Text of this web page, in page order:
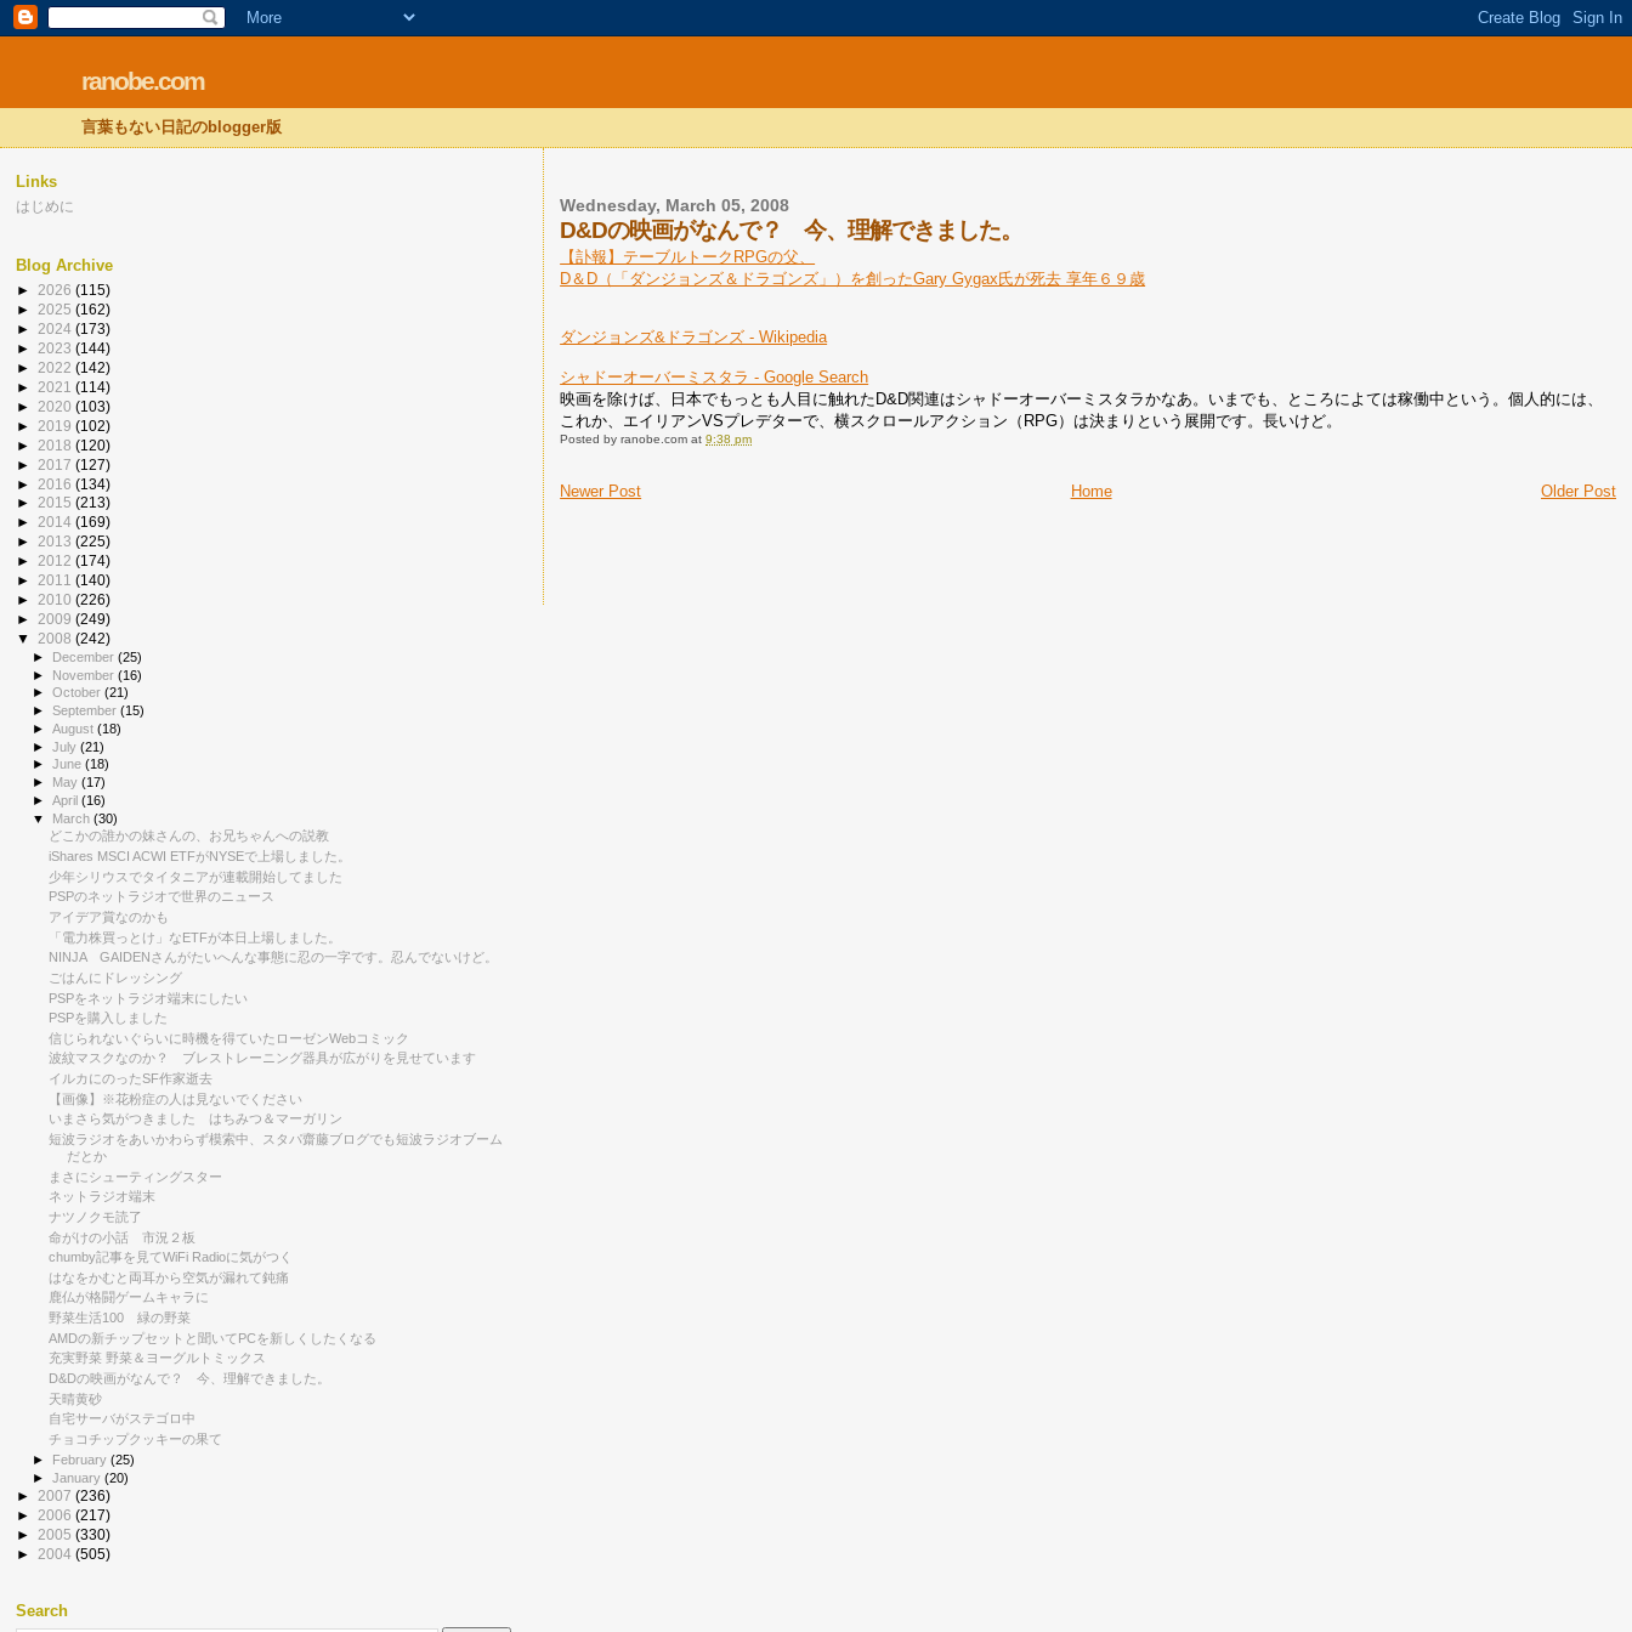
ranobe.com
言葉もない日記のblogger版
Wednesday, March 05, 2008
D&Dの映画がなんで？ 今、理解できました。
【訃報】テーブルトークRPGの父、
D＆D（「ダンジョンズ＆ドラゴンズ」）を創ったGary Gygax氏が死去 享年６９歳
ダンジョンズ&ドラゴンズ - Wikipedia
シャドーオーバーミスタラ - Google Search
映画を除けば、日本でもっとも人目に触れたD&D関連はシャドーオーバーミスタラかなあ。いまでも、ところによては稼働中という。個人的には、
これか、エイリアンVSプレデターで、横スクロールアクション（RPG）は決まりという展開です。長いけど。
Posted byranobe.com at9:38 pm
Newer Post Older Post
Home
Links
はじめに
Blog Archive
► 2026 (115)
► 2025 (162)
► 2024 (173)
► 2023 (144)
► 2022 (142)
► 2021 (114)
► 2020 (103)
► 2019 (102)
► 2018 (120)
► 2017 (127)
► 2016 (134)
► 2015 (213)
► 2014 (169)
► 2013 (225)
► 2012 (174)
► 2011 (140)
► 2010 (226)
► 2009 (249)
▼ 2008 (242)
► December(25)
► November(16)
►October(21)
►September(15)
►August(18)
►July(21)
►June(18)
► May(17)
►April(16)
▼ March(30)
どこかの誰かの妹さんの、お兄ちゃんへの説教
iShares MSCI ACWI ETFがNYSEで上場しました。
少年シリウスでタイタニアが連載開始してました
PSPのネットラジオで世界のニュース
アイデア賞なのかも
「電力株買っとけ」なETFが本日上場しました。
NINJA GAIDENさんがたいへんな事態に忍の一字です。忍んでないけど。
ごはんにドレッシング
PSPをネットラジオ端末にしたい
PSPを購入しました
信じられないぐらいに時機を得ていたローゼンWebコミック
波紋マスクなのか？ ブレストレーニング器具が広がりを見せています
イルカにのったSF作家逝去
【画像】※花粉症の人は見ないでください
いまさら気がつきました はちみつ＆マーガリン
短波ラジオをあいかわらず模索中、スタパ齋藤ブログでも短波ラジオブーム
だとか
まさにシューティングスター
ネットラジオ端末
ナツノクモ読了
命がけの小話 市況２板
chumby記事を見てWiFi Radioに気がつく
はなをかむと両耳から空気が漏れて鈍痛
鹿仏が格闘ゲームキャラに
野菜生活100 緑の野菜
AMDの新チップセットと聞いてPCを新しくしたくなる
充実野菜 野菜＆ヨーグルトミックス
D&Dの映画がなんで？ 今、理解できました。
天晴黄砂
自宅サーバがステゴロ中
チョコチップクッキーの果て
► February(25)
►January(20)
► 2007 (236)
► 2006 (217)
► 2005 (330)
► 2004 (505)
Search